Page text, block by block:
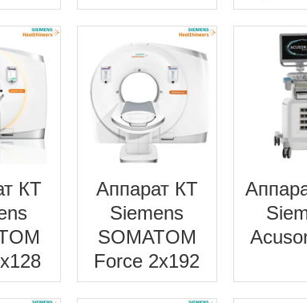
КТ
Аппарат КТ
Siemens
SOMATOM
Force 2x192